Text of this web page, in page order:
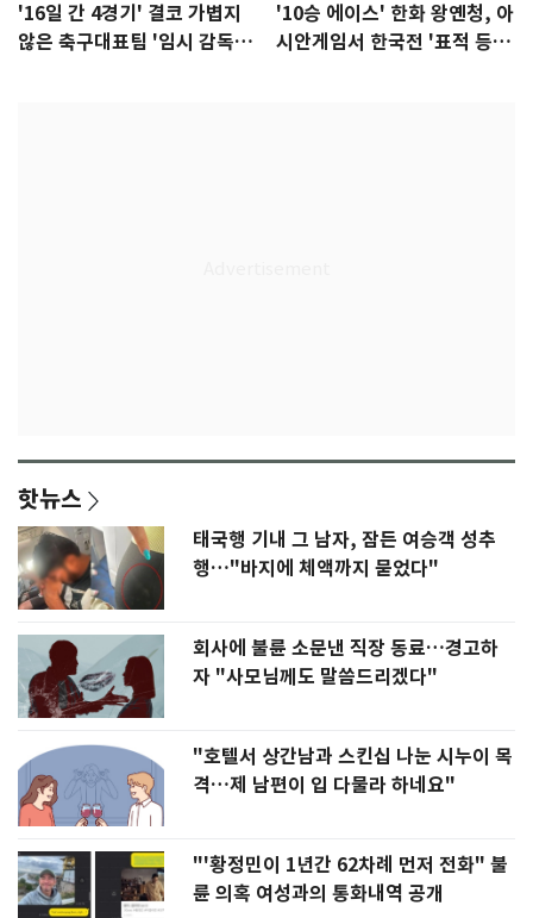
'16일 간 4경기' 결코 가볍지
않은 축구대표팀 '임시 감독'
'10승 에이스' 한화 왕옌청, 아
시안게임서 한국전 '표적 등
핫뉴스
태국행 기내 그 남자, 잠든 여승객 성추
행…"바지에 체액까지 묻었다"
회사에 불륜 소문낸 직장 동료…경고하
자 "사모님께도 말씀드리겠다"
"호텔서 상간남과 스킨십 나눈 시누이 목
격…제 남편이 입 다물라 하네요"
"'황정민이 1년간 62차례 먼저 전화" 불
륜 의혹 여성과의 통화내역 공개